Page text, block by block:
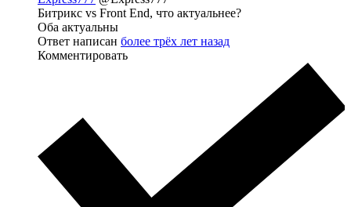
Битрикс vs Front End, что актуальнее?
Оба актуальны
Ответ написан более трёх лет назад
Комментировать